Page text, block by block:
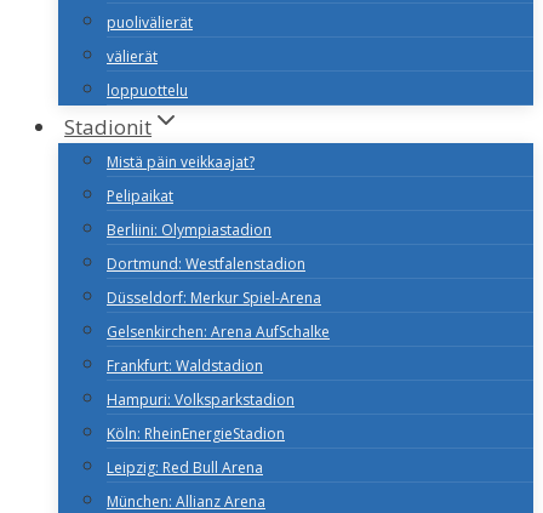
puolivälierät
välierät
loppuottelu
Stadionit
Mistä päin veikkaajat?
Pelipaikat
Berliini: Olympiastadion
Dortmund: Westfalenstadion
Düsseldorf: Merkur Spiel-Arena
Gelsenkirchen: Arena AufSchalke
Frankfurt: Waldstadion
Hampuri: Volksparkstadion
Köln: RheinEnergieStadion
Leipzig: Red Bull Arena
München: Allianz Arena